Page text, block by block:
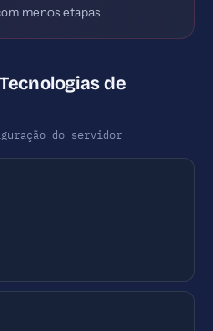
menos etapas
de
do servidor